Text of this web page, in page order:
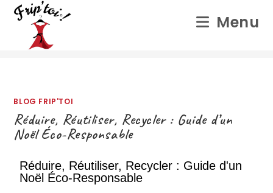
Menu
Blog Frip’toi
Blog Frip’toi
BLOG FRIP'TOI
Réduire, Réutiliser, Recycler : Guide d’un
Noël Éco-Responsable
Réduire, Réutiliser, Recycler : Guide d'un
Noël Éco-Responsable